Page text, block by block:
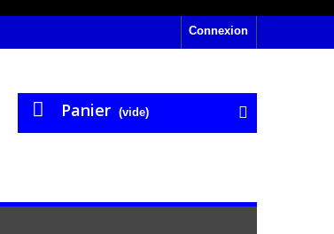
Connexion
Panier (vide)